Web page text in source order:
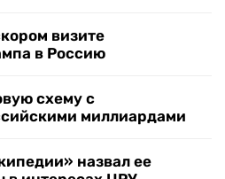
визите
в Россию
схему с
миллиардами
назвал ее